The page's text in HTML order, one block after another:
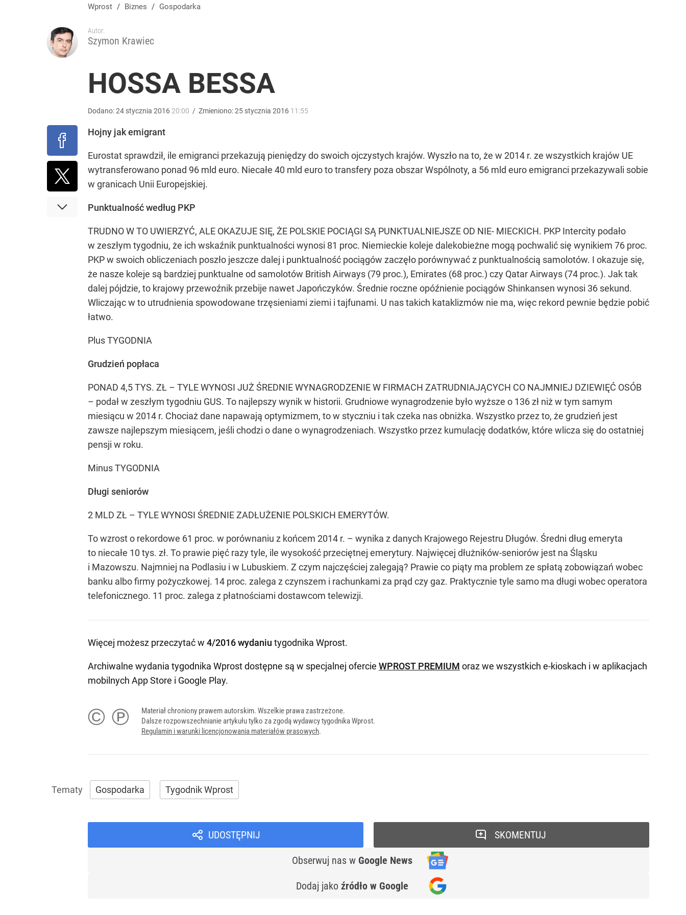
Złoty na plusie. Frank największym przegranym tygodnia
dodaj
Tajemnica paragonów grozy. Tak restauratorzy manipulują cenami nad morzem
dodaj
Wprost / Biznes / Gospodarka
Autor:
Szymon Krawiec
HOSSA BESSA
Dodano:24 stycznia 2016 20:00 / Zmieniono:25 stycznia 2016 11:55
Hojny jak emigrant
Eurostat sprawdził, ile emigranci przekazują pieniędzy do swoich ojczystych krajów. Wyszło na to, że w 2014 r. ze wszystkich krajów UE
wytransferowano ponad 96 mld euro. Niecałe 40 mld euro to transfery poza obszar Wspólnoty, a 56 mld euro emigranci przekazywali sobie
w granicach Unii Europejskiej.
Punktualność według PKP
TRUDNO W TO UWIERZYĆ, ALE OKAZUJE SIĘ, ŻE POLSKIE POCIĄGI SĄ PUNKTUALNIEJSZE OD NIE- MIECKICH. PKP Intercity podało
w zeszłym tygodniu, że ich wskaźnik punktualności wynosi 81 proc. Niemieckie koleje dalekobieżne mogą pochwalić się wynikiem 76 proc.
PKP w swoich obliczeniach poszło jeszcze dalej i punktualność pociągów zaczęło porównywać z punktualnością samolotów. I okazuje się,
że nasze koleje są bardziej punktualne od samolotów British Airways (79 proc.), Emirates (68 proc.) czy Qatar Airways (74 proc.). Jak tak
dalej pójdzie, to krajowy przewoźnik przebije nawet Japończyków. Średnie roczne opóźnienie pociągów Shinkansen wynosi 36 sekund.
Wliczając w to utrudnienia spowodowane trzęsieniami ziemi i tajfunami. U nas takich kataklizmów nie ma, więc rekord pewnie będzie pobić
łatwo.
Plus TYGODNIA
Grudzień popłaca
PONAD 4,5 TYS. ZŁ – TYLE WYNOSI JUŻ ŚREDNIE WYNAGRODZENIE W FIRMACH ZATRUDNIAJĄCYCH CO NAJMNIEJ DZIEWIĘĆ OSÓB
– podał w zeszłym tygodniu GUS. To najlepszy wynik w historii. Grudniowe wynagrodzenie było wyższe o 136 zł niż w tym samym
miesiącu w 2014 r. Chociaż dane napawają optymizmem, to w styczniu i tak czeka nas obniżka. Wszystko przez to, że grudzień jest
zawsze najlepszym miesiącem, jeśli chodzi o dane o wynagrodzeniach. Wszystko przez kumulację dodatków, które wlicza się do ostatniej
pensji w roku.
Minus TYGODNIA
Długi seniorów
2 MLD ZŁ – TYLE WYNOSI ŚREDNIE ZADŁUŻENIE POLSKICH EMERYTÓW.
To wzrost o rekordowe 61 proc. w porównaniu z końcem 2014 r. – wynika z danych Krajowego Rejestru Długów. Średni dług emeryta
to niecałe 10 tys. zł. To prawie pięć razy tyle, ile wysokość przeciętnej emerytury. Najwięcej dłużników-seniorów jest na Śląsku
i Mazowszu. Najmniej na Podlasiu i w Lubuskiem. Z czym najczęściej zalegają? Prawie co piąty ma problem ze spłatą zobowiązań wobec
banku albo firmy pożyczkowej. 14 proc. zalega z czynszem i rachunkami za prąd czy gaz. Praktycznie tyle samo ma długi wobec operatora
telefonicznego. 11 proc. zalega z płatnościami dostawcom telewizji.
Więcej możesz przeczytać w 4/2016 wydaniu tygodnika Wprost.
Archiwalne wydania tygodnika Wprost dostępne są w specjalnej ofercie WPROST PREMIUM oraz we wszystkich e-kioskach i w aplikacjach
mobilnych App Store i Google Play.
© ℗
Materiał chroniony prawem autorskim. Wszelkie prawa zastrzeżone.
Dalsze rozpowszechnianie artykułu tylko za zgodą wydawcy tygodnika Wprost.
Regulamin i warunki licencjonowania materiałów prasowych.
Gospodarka Tygodnik Wprost
UDOSTĘPNIJ
Obserwuj nas w Google News
Dodaj jako źródło w Google
SKOMENTUJ